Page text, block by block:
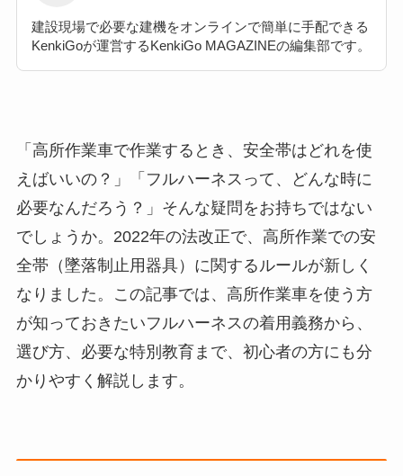
建設現場で必要な建機をオンラインで簡単に手配できる
KenkiGoが運営するKenkiGo MAGAZINEの編集部です。
「高所作業車で作業するとき、安全帯はどれを使
えばいいの？」「フルハーネスって、どんな時に
必要なんだろう？」そんな疑問をお持ちではない
でしょうか。2022年の法改正で、高所作業での安
全帯（墜落制止用器具）に関するルールが新しく
なりました。この記事では、高所作業車を使う方
が知っておきたいフルハーネスの着用義務から、
選び方、必要な特別教育まで、初心者の方にも分
かりやすく解説します。